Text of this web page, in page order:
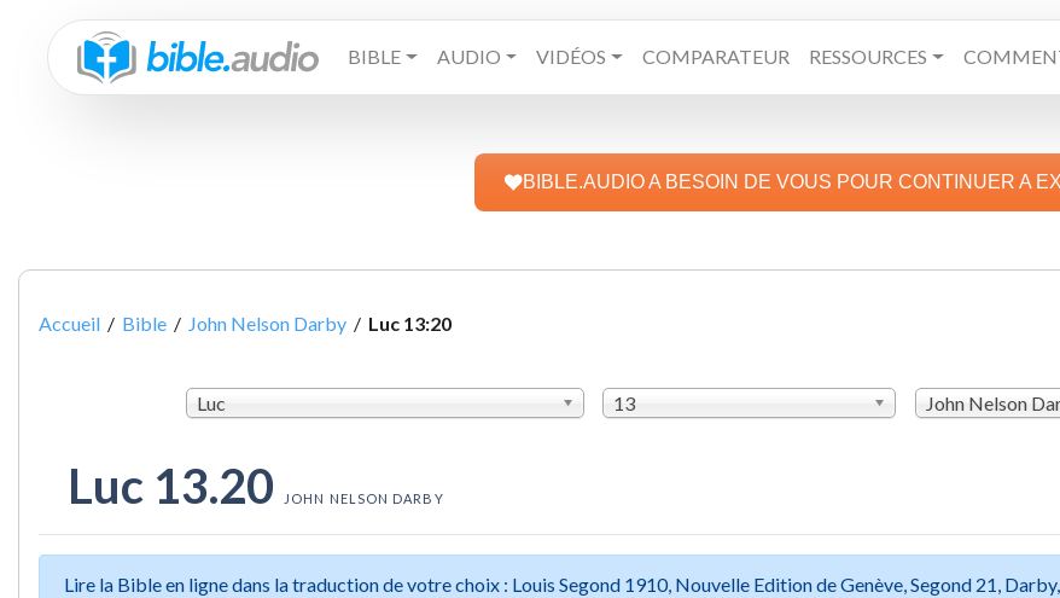
BIBLE AUDIO VIDÉOS COMPARATEUR RESSOURCES
BIBLE.AUDIO A BESOIN DE VOUS POUR CONTINUER A
Accueil / Bible / John Nelson Darby / Luc 13:20
Luc 13 John Nelson
Luc 13.20 JOHN NELSON DARBY
Lire la Bible en ligne dans la traduction de votre choix : Louis Segond 1910, Nouvelle Edition de Genève, Segond 21,